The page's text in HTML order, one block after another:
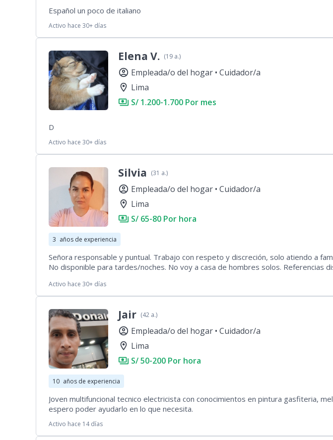
Español un poco de italiano
Activo hace 30+ días
Elena V. (19 a.)
account_circle Empleada/o del hogar • Cuidador/a
location_on Lima
payments S/ 1.200-1.700 Por mes
D
Activo hace 30+ días
Silvia (31 a.)
account_circle Empleada/o del hogar • Cuidador/a
location_on Lima
payments S/ 65-80 Por hora
3 años de experiencia
Señora responsable y puntual. Trabajo con respeto y discreción, solo atiendo a
No disponible para tardes/noches. No voy a casa de hombres solos. Referencias
Activo hace 30+ días
Jair (42 a.)
account_circle Empleada/o del hogar • Cuidador/a
location_on Lima
payments S/ 50-200 Por hora
10 años de experiencia
Joven multifuncional tecnico electricista con conocimientos en pintura gasfiteria,
espero poder ayudarlo en lo que necesita.
Activo hace 14 días